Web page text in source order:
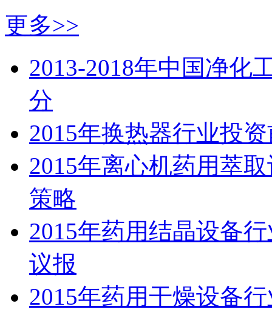
更多>>
2013-2018年中国净化
分
2015年换热器行业投
2015年离心机药用萃
策略
2015年药用结晶设备
议报
2015年药用干燥设备